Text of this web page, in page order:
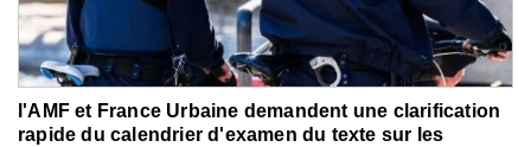
l'AMF et France Urbaine demandent une clarification
rapide du calendrier d'examen du texte sur les